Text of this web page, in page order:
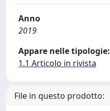
Anno
2019
Appare nelle tipologie:
1.1 Articolo in rivista
File in questo prodotto: